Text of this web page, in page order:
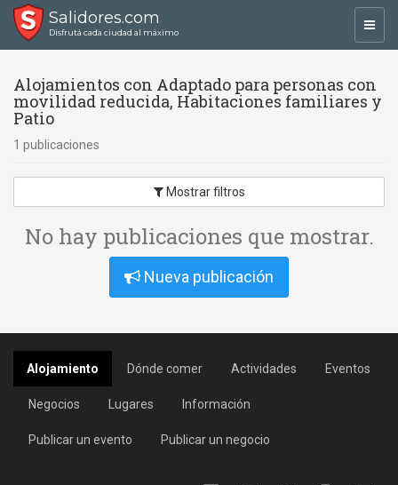
Salidores.com
Disfrutá cada ciudad al máximo
Alojamientos con Adaptado para personas con
movilidad reducida, Habitaciones familiares y
Patio
1 publicaciones
Mostrar filtros
No hay publicaciones que mostrar.
Nueva publicación
Alojamiento Dónde comer Actividades Eventos
Negocios Lugares Información
Publicar un evento Publicar un negocio